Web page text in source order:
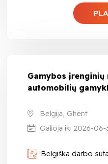
Gamybos įrenginių
automobilių
Belgija, Ghent
Galioja iki 2026-06-
Belgiška darbo